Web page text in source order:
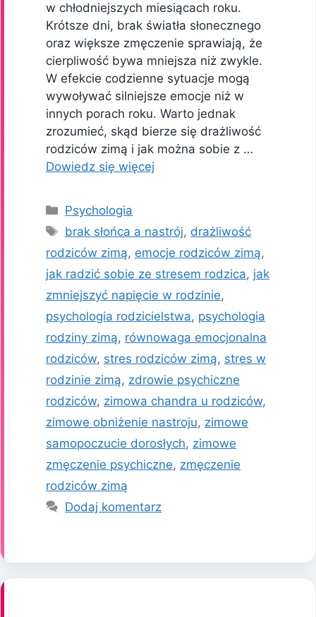
w chłodniejszych miesiącach roku.
Krótsze dni, brak światła słonecznego
oraz większe zmęczenie sprawiają, że
cierpliwość bywa mniejsza niż zwykle.
W efekcie codzienne sytuacje mogą
wywoływać silniejsze emocje niż w
innych porach roku. Warto jednak
zrozumieć, skąd bierze się drażliwość
rodziców zimą i jak można sobie z …
Dowiedz się więcej
Kategorie
Psychologia
Tagi
brak słońca a nastrój, drażliwość
rodziców zimą, emocje rodziców zimą,
jak radzić sobie ze stresem rodzica, jak
zmniejszyć napięcie w rodzinie,
psychologia rodzicielstwa, psychologia
rodziny zimą, równowaga emocjonalna
rodziców, stres rodziców zimą, stres w
rodzinie zimą, zdrowie psychiczne
rodziców, zimowa chandra u rodziców,
zimowe obniżenie nastroju, zimowe
samopoczucie dorosłych, zimowe
zmęczenie psychiczne, zmęczenie
rodziców zimą
Dodaj komentarz